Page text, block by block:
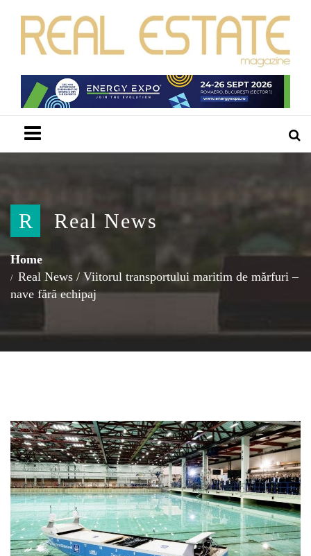
R Real News
Home
Real News / Viitorul transportului maritim de mărfuri –
nave fără echipaj